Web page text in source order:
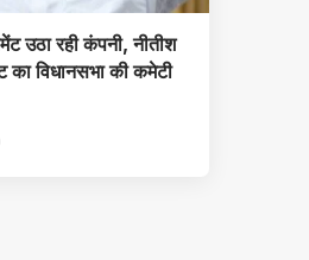
उठा रही कंपनी, नीतीश
का विधानसभा की कमेटी